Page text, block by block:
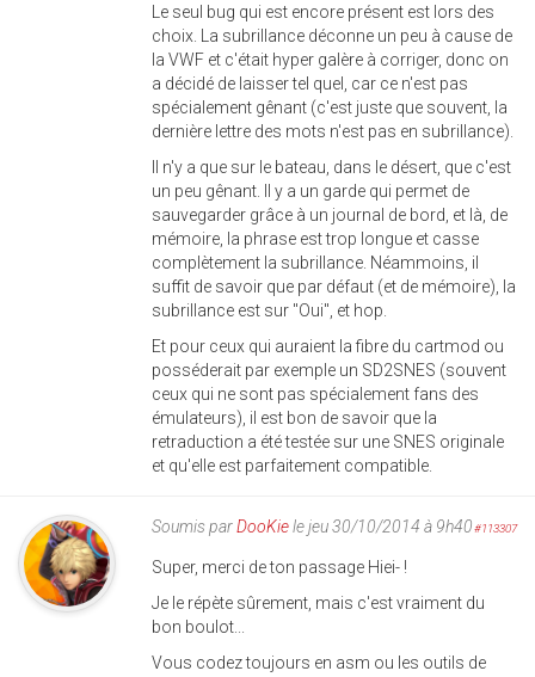
Le seul bug qui est encore présent est lors des
choix. La subrillance déconne un peu à cause de
la VWF et c'était hyper galère à corriger, donc on
a décidé de laisser tel quel, car ce n'est pas
spécialement gênant (c'est juste que souvent, la
dernière lettre des mots n'est pas en subrillance).
Il n'y a que sur le bateau, dans le désert, que c'est
un peu gênant. Il y a un garde qui permet de
sauvegarder grâce à un journal de bord, et là, de
mémoire, la phrase est trop longue et casse
complètement la subrillance. Néammoins, il
suffit de savoir que par défaut (et de mémoire), la
subrillance est sur "Oui", et hop.
Et pour ceux qui auraient la fibre du cartmod ou
posséderait par exemple un SD2SNES (souvent
ceux qui ne sont pas spécialement fans des
émulateurs), il est bon de savoir que la
retraduction a été testée sur une SNES originale
et qu'elle est parfaitement compatible.
Soumis parDooKiele jeu 30/10/2014 à 9h40#113307
Super, merci de ton passage Hiei- !
Je le répète sûrement, mais c'est vraiment du
bon boulot...
Vous codez toujours en asm ou les outils de